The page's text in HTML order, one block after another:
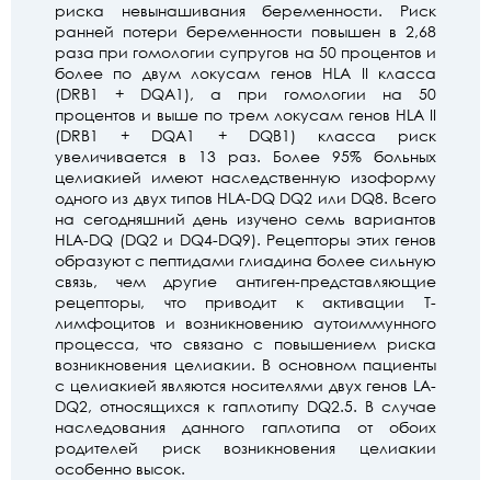
риска невынашивания беременности. Риск
ранней потери беременности повышен в 2,68
раза при гомологии супругов на 50 процентов и
более по двум локусам генов HLA II класса
(DRB1 + DQA1), а при гомологии на 50
процентов и выше по трем локусам генов HLA II
(DRB1 + DQA1 + DQB1) класса риск
увеличивается в 13 раз. Более 95% больных
целиакией имеют наследственную изоформу
одного из двух типов HLA-DQ DQ2 или DQ8. Всего
на сегодняшний день изучено семь вариантов
HLA-DQ (DQ2 и DQ4-DQ9). Рецепторы этих генов
образуют с пептидами глиадина более сильную
связь, чем другие антиген-представляющие
рецепторы, что приводит к активации Т-
лимфоцитов и возникновению аутоиммунного
процесса, что связано с повышением риска
возникновения целиакии. В основном пациенты
с целиакией являются носителями двух генов LA-
DQ2, относящихся к гаплотипу DQ2.5. В случае
наследования данного гаплотипа от обоих
родителей риск возникновения целиакии
особенно высок.